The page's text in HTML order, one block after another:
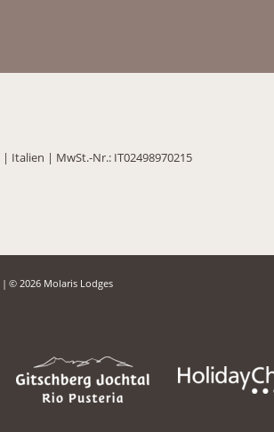
| Italien | MwSt.-Nr.: IT02498970215
| © 2026 Molaris Lodges